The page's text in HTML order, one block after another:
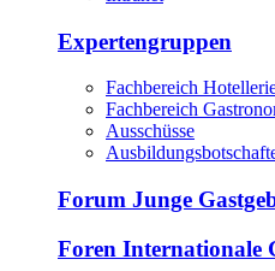
Expertengruppen
Fachbereich
Fachbereich
Ausschüsse
Forum Junge
Foren Internationale